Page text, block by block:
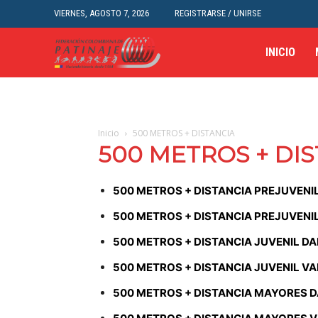
VIERNES, AGOSTO 7, 2026 REGISTRARSE / UNIRSE
INICIO
Inicio 500 METROS + DISTANCIA
500 METROS +
500 METROS + DISTANCIA
500 METROS + DISTANCIA
500 METROS + DISTANCIA JUVENIL
500 METROS + DISTANCIA JUVENIL
500 METROS + DISTANCIA MAYORES